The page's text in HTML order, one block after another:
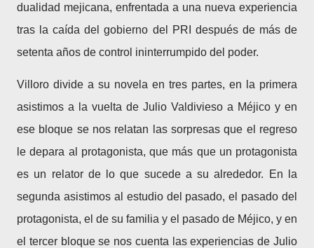
dualidad mejicana, enfrentada a una nueva experiencia
tras la caída del gobierno del PRI después de más de
setenta años de control ininterrumpido del poder.
Villoro divide a su novela en tres partes, en la primera
asistimos a la vuelta de Julio Valdivieso a Méjico y en
ese bloque se nos relatan las sorpresas que el regreso
le depara al protagonista, que más que un protagonista
es un relator de lo que sucede a su alrededor. En la
segunda asistimos al estudio del pasado, el pasado del
protagonista, el de su familia y el pasado de Méjico, y en
el tercer bloque se nos cuenta las experiencias de Julio